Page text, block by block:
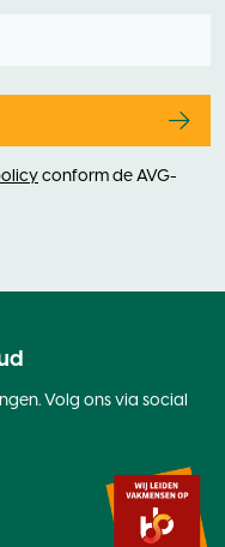
conform de AVG-
Volg ons via social